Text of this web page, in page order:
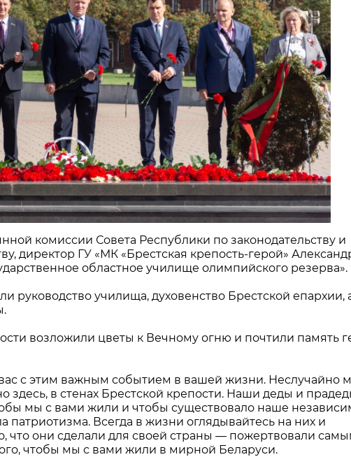
комиссии Совета Республики по законодательству и
директор ГУ «МК «Брестская крепость-герой»
областное училище олимпийского резерва».
руководство училища, духовенство Брестской епархии,
возложили цветы к Вечному огню и почтили память
с этим важным событием в вашей жизни. Неслучайно
в стенах Брестской крепости. Наши деды и
мы с вами жили и чтобы существовало наше
патриотизма. Всегда в жизни оглядывайтесь на них и
что они сделали для своей страны — пожертвовали
чтобы мы с вами жили в мирной Беларуси.